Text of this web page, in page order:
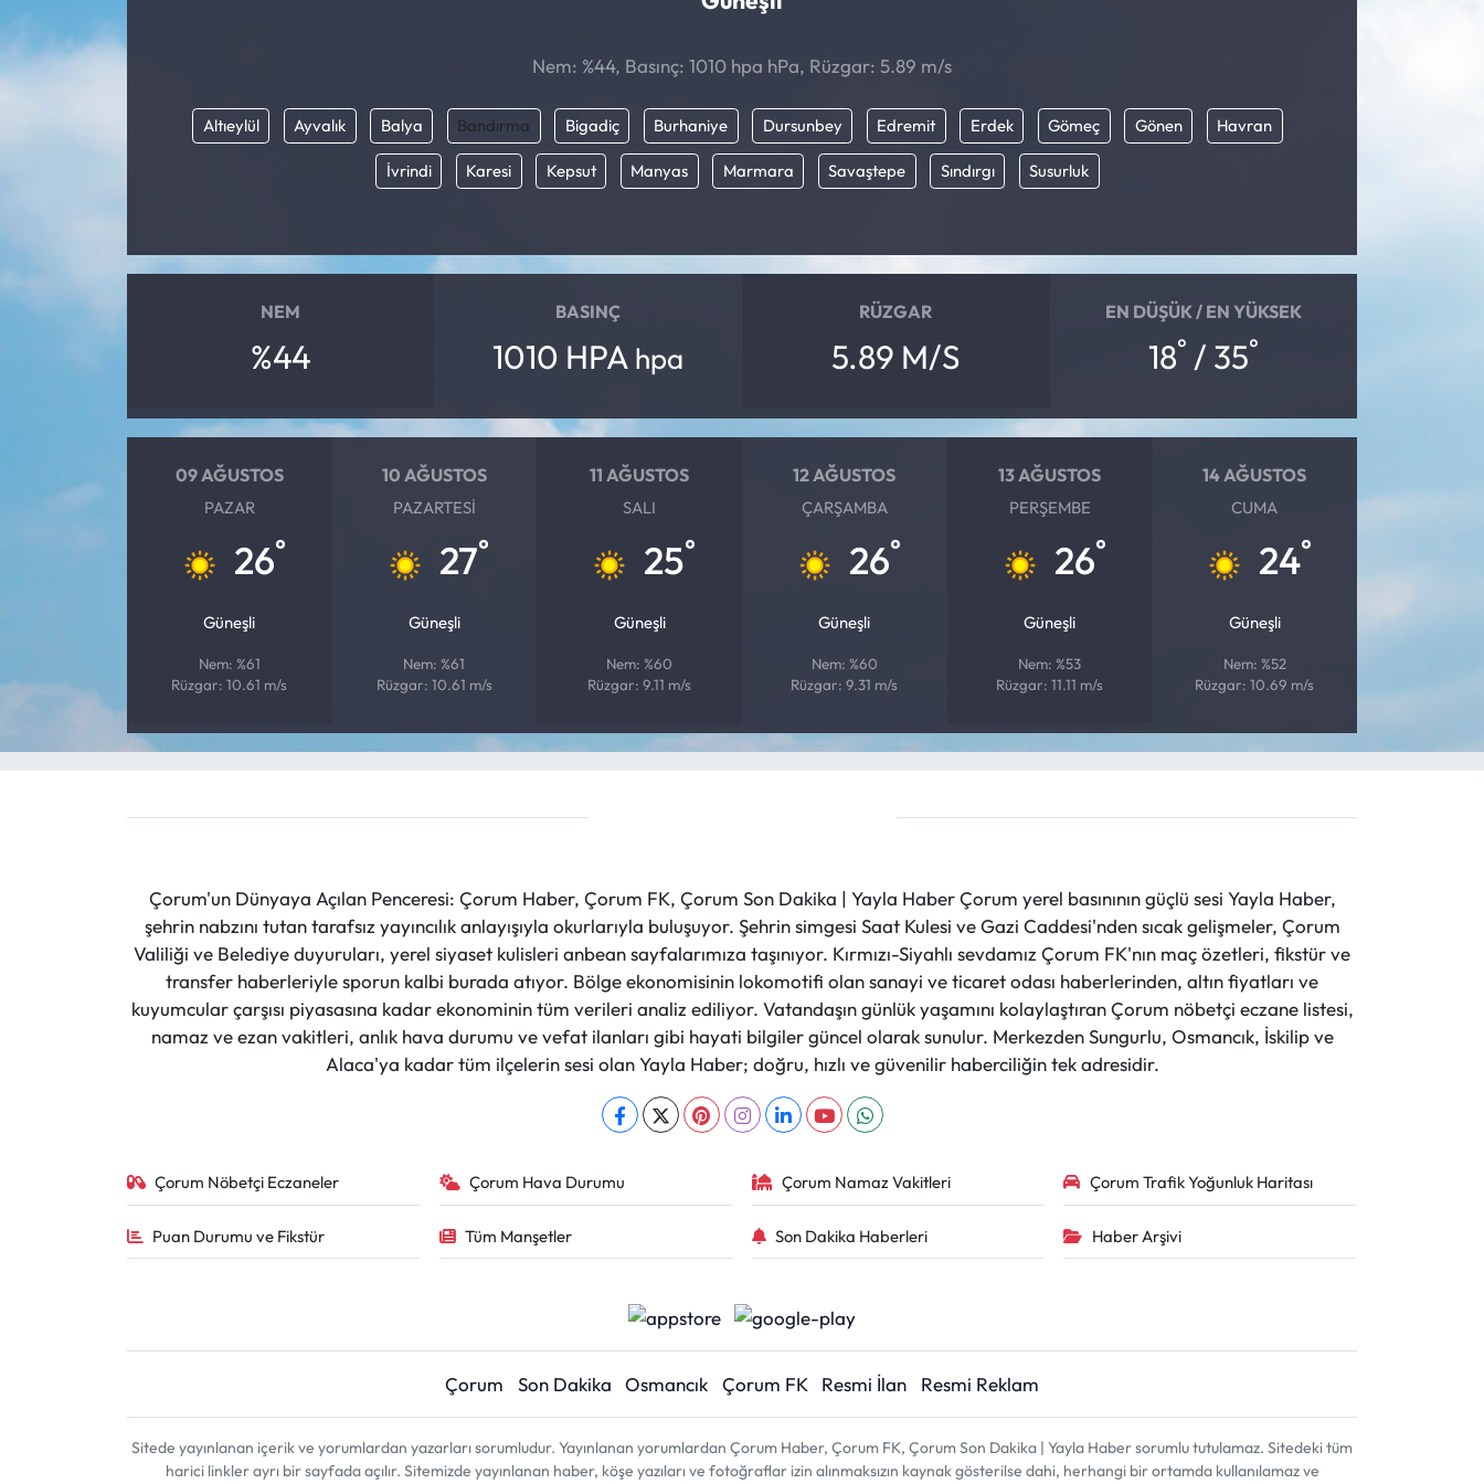
Nem: %44, Basınç: 1010 hpa hPa, Rüzgar: 5.89 m/s
Altıeylül Ayvalık Balya Bandırma Bigadiç Burhaniye Dursunbey Edremit Erdek Gömeç Gönen Havran
İvrindi Karesi Kepsut Manyas Marmara Savaştepe Sındırgı Susurluk
NEM
%44
BASINÇ
1010 HPA hpa
RÜZGAR
5.89 M/S
EN DÜŞÜK / EN YÜKSEK
18° / 35°
09 AĞUSTOS
PAZAR
26°
Güneşli
Nem: %61
Rüzgar: 10.61 m/s
10 AĞUSTOS
PAZARTESI
27°
Güneşli
Nem: %61
Rüzgar: 10.61 m/s
11 AĞUSTOS
SALI
25°
Güneşli
Nem: %60
Rüzgar: 9.11 m/s
12 AĞUSTOS
ÇARŞAMBA
26°
Güneşli
Nem: %60
Rüzgar: 9.31 m/s
13 AĞUSTOS
PERŞEMBE
26°
Güneşli
Nem: %53
Rüzgar: 11.11 m/s
14 AĞUSTOS
CUMA
24°
Güneşli
Nem: %52
Rüzgar: 10.69 m/s
Çorum'un Dünyaya Açılan Penceresi: Çorum Haber, Çorum FK, Çorum Son Dakika | Yayla Haber Çorum yerel basınının güçlü sesi Yayla Haber,
şehrin nabzını tutan tarafsız yayıncılık anlayışıyla okurlarıyla buluşuyor. Şehrin simgesi Saat Kulesi ve Gazi Caddesi'nden sıcak gelişmeler, Çorum
Valiliği ve Belediye duyuruları, yerel siyaset kulisleri anbean sayfalarımıza taşınıyor. Kırmızı-Siyahlı sevdamız Çorum FK'nın maç özetleri, fikstür ve
transfer haberleriyle sporun kalbi burada atıyor. Bölge ekonomisinin lokomotifi olan sanayi ve ticaret odası haberlerinden, altın fiyatları ve
kuyumcular çarşısı piyasasına kadar ekonominin tüm verileri analiz ediliyor. Vatandaşın günlük yaşamını kolaylaştıran Çorum nöbetçi eczane listesi,
namaz ve ezan vakitleri, anlık hava durumu ve vefat ilanları gibi hayati bilgiler güncel olarak sunulur. Merkezden Sungurlu, Osmancık, İskilip ve
Alaca'ya kadar tüm ilçelerin sesi olan Yayla Haber; doğru, hızlı ve güvenilir haberciliğin tek adresidir.
Çorum Nöbetçi Eczaneler Çorum Hava Durumu Çorum Namaz Vakitleri Çorum Trafik Yoğunluk Haritası
Puan Durumu ve Fikstür Tüm Manşetler Son Dakika Haberleri Haber Arşivi
Çorum Son Dakika Osmancık Çorum FK Resmi İlan Resmi Reklam
Sitede yayınlanan içerik ve yorumlardan yazarları sorumludur. Yayınlanan yorumlardan Çorum Haber, Çorum FK, Çorum Son Dakika | Yayla Haber sorumlu tutulamaz. Sitedeki tüm
harici linkler ayrı bir sayfada açılır. Sitemizde yayınlanan haber, köşe yazıları ve fotoğraflar izin alınmaksızın kaynak gösterilse dahi, herhangi bir ortamda kullanılamaz ve
Eğitim
Laçin Haberleri
Magazin
Mecitözü Haberleri
Ortaköy Haberleri
Osmancık Haberleri
Yerel Haberler